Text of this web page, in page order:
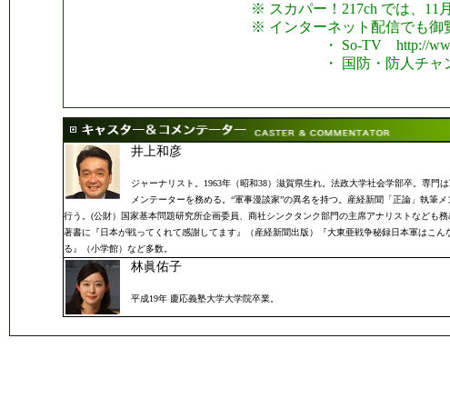
※ スカパー！217ch では、11
※ インターネット配信でも御
・ So-TV http://
・ 国防・防人チャンネ
井上和彦
ジャーナリスト。1963年（昭和38）滋賀県生れ。法政大学社会学部卒。専
メンテーターを務める。“軍事漫談家”の異名を持つ。産経新聞「正論」執
行う。(公財）国家基本問題研究所企画委員、商社シンクタンク部門の主席アナリストなども
著書に『日本が戦ってくれて感謝してます』（産経新聞出版）『大東亜戦争秘録日本軍はこ
る』（小学館）など多数。
林眞佑子
平成19年 慶応義塾大学大学院卒業。